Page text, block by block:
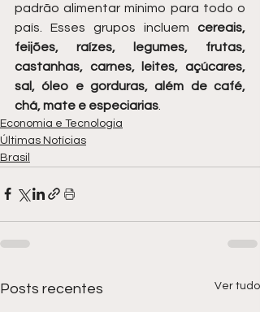
padrão alimentar mínimo para todo o
país. Esses grupos incluem cereais,
feijões, raízes, legumes, frutas,
castanhas, carnes, leites, açúcares,
sal, óleo e gorduras, além de café,
chá, mate e especiarias
Economia e Tecnologia
Últimas Notícias
Brasil
Posts recentes Ver tudo